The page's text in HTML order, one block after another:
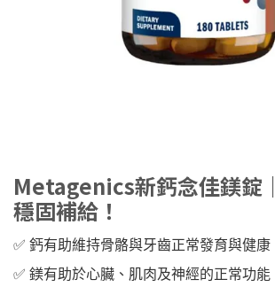
Metagenics新鈣念佳鎂錠
穩固補給！
✅️ 鈣有助維持骨骼與牙齒正常發育與健康
✅️ 鎂有助於心臟、肌肉及神經的正常功能